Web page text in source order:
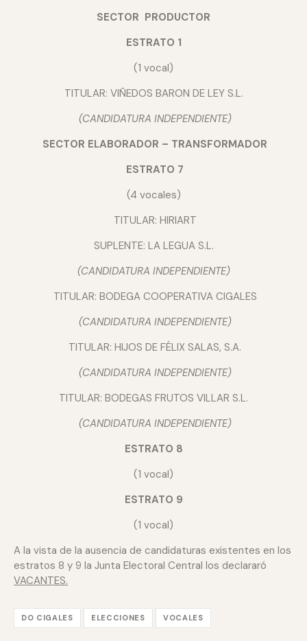
SECTOR PRODUCTOR
ESTRATO 1
(1 vocal)
TITULAR: VIÑEDOS BARON DE LEY S.L.
(CANDIDATURA INDEPENDIENTE)
SECTOR ELABORADOR – TRANSFORMADOR
ESTRATO 7
(4 vocales)
TITULAR: HIRIART
SUPLENTE: LA LEGUA S.L.
(CANDIDATURA INDEPENDIENTE)
TITULAR: BODEGA COOPERATIVA CIGALES
(CANDIDATURA INDEPENDIENTE)
TITULAR: HIJOS DE FÉLIX SALAS, S.A.
(CANDIDATURA INDEPENDIENTE)
TITULAR: BODEGAS FRUTOS VILLAR S.L.
(CANDIDATURA INDEPENDIENTE)
ESTRATO 8
(1 vocal)
ESTRATO 9
(1 vocal)
A la vista de la ausencia de candidaturas existentes en los
estratos 8 y 9 la Junta Electoral Central los declararó
VACANTES.
DO CIGALES ELECCIONES VOCALES